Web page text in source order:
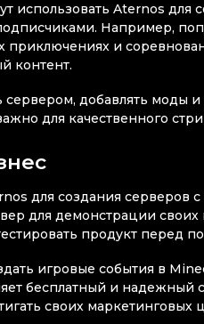
использовать Aternos для
Например,
приключениях и
контент.
сервером, добавлять моды
для качественного
для создания
для демонстрации
продукт перед
игровые события в
бесплатный и надежный
своих маркетинговых